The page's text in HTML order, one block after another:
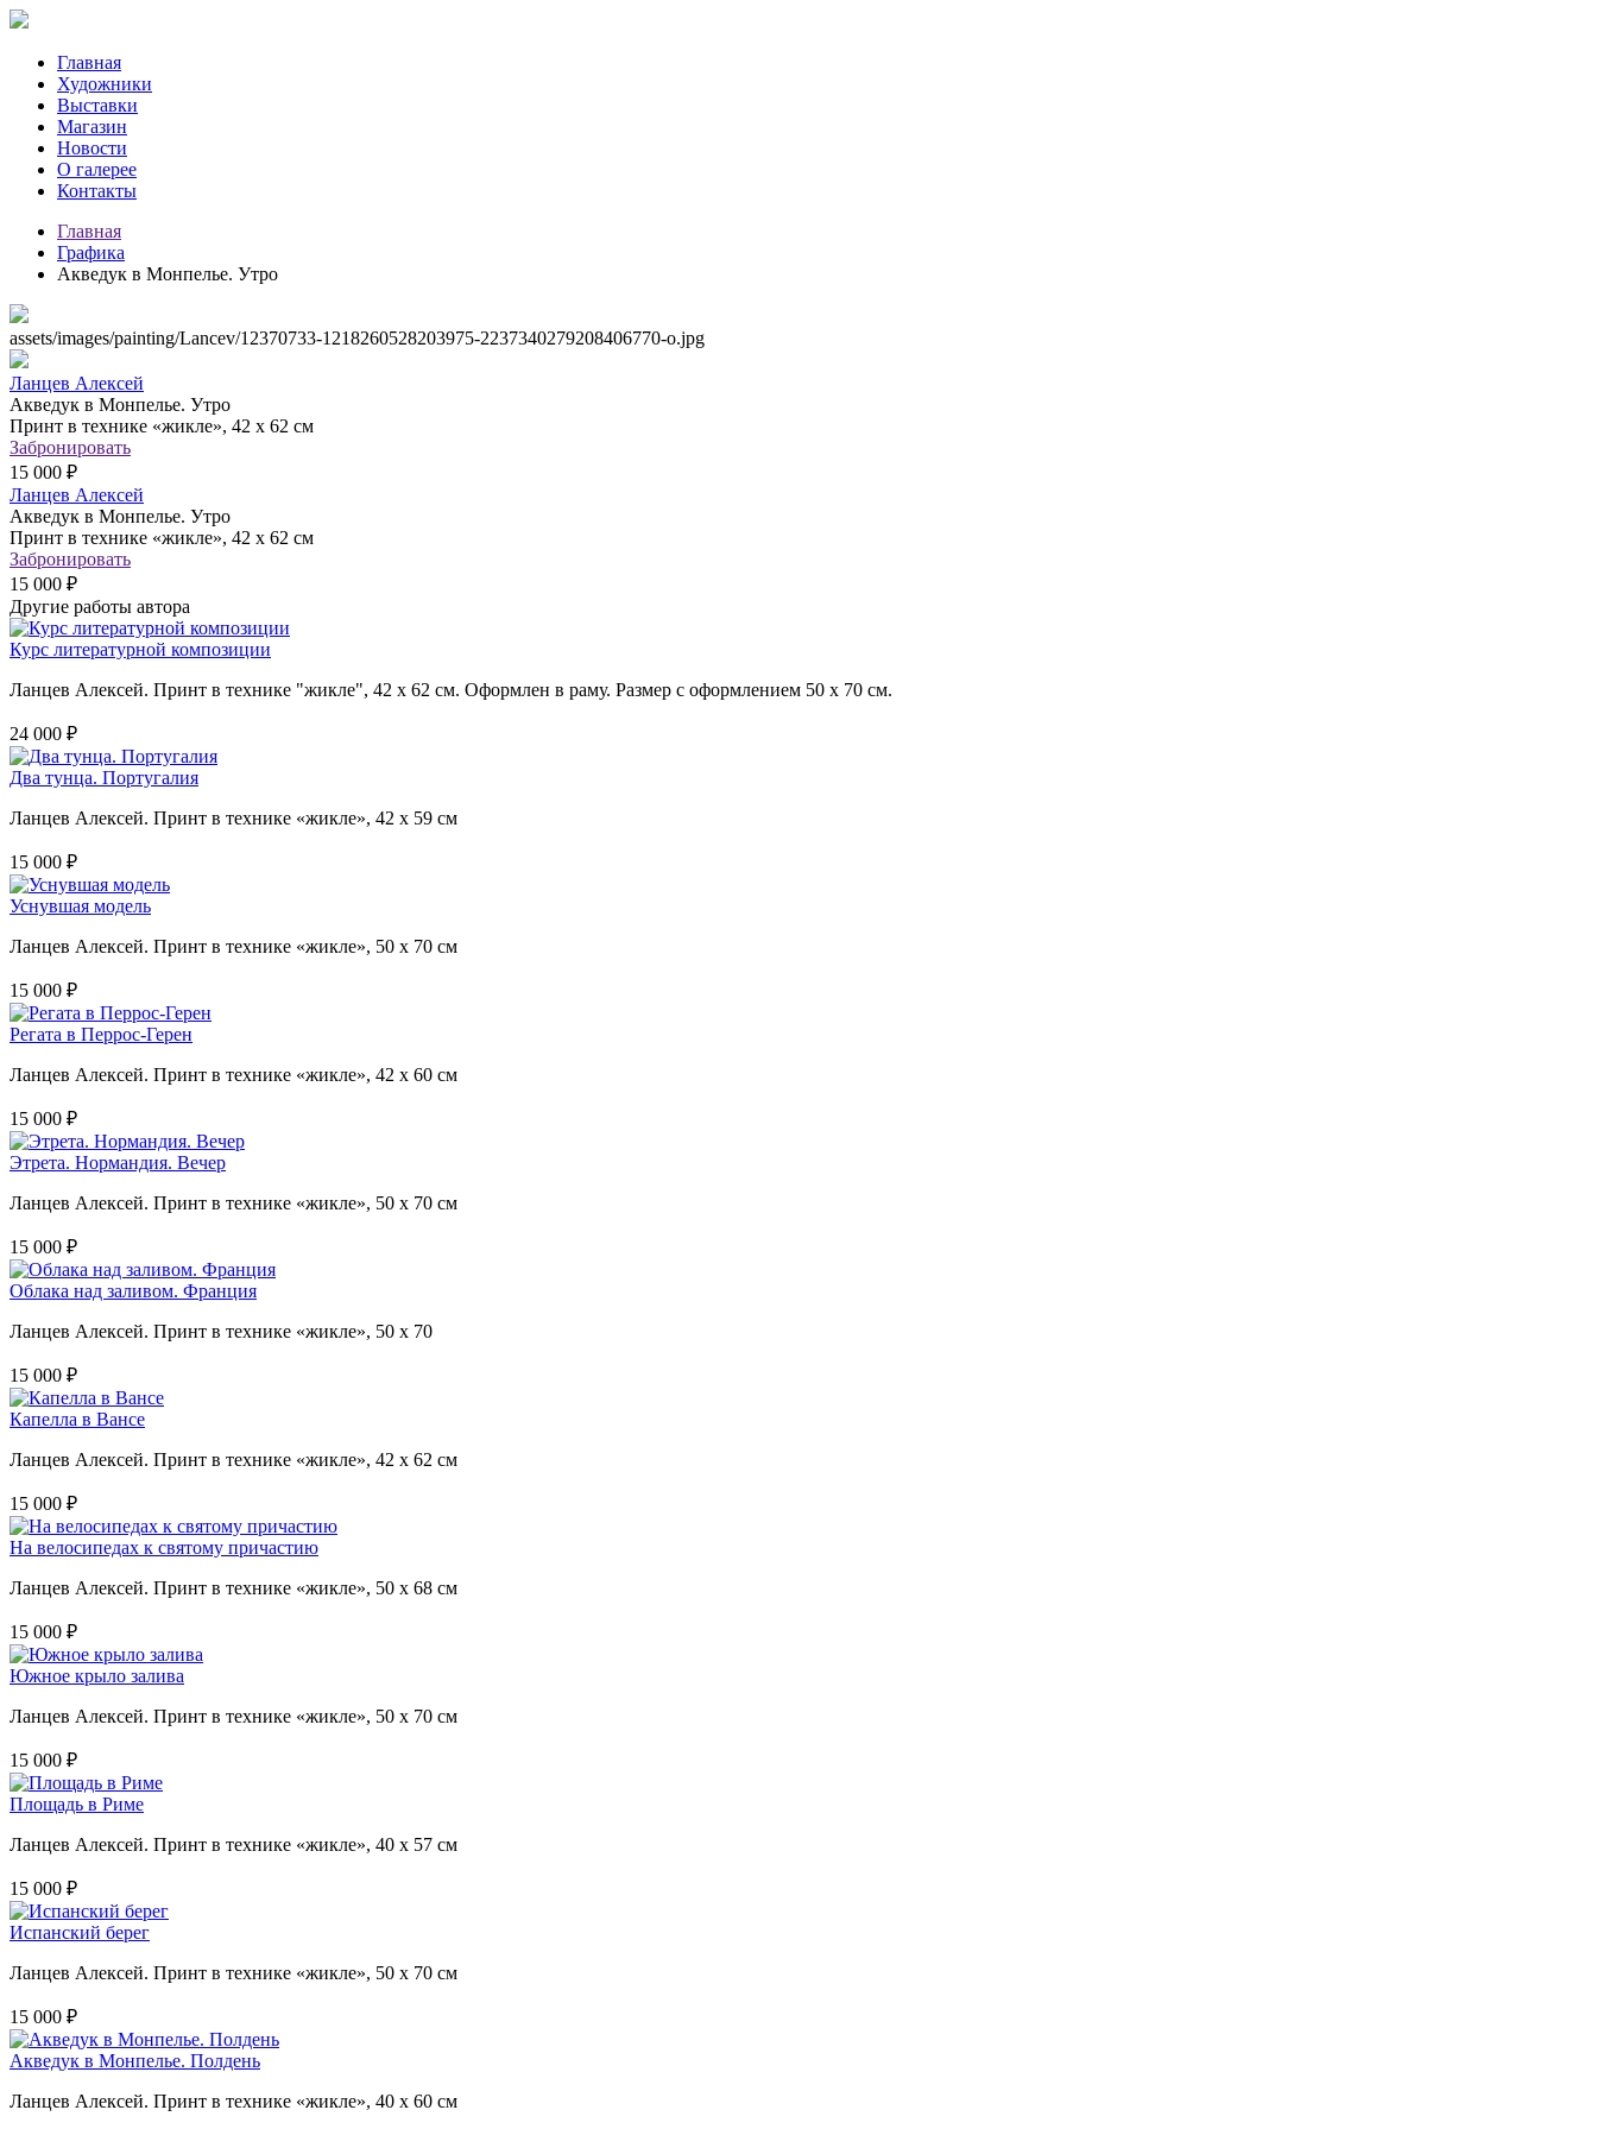
Главная
Художники
Выставки
Магазин
Новости
О галерее
Контакты
Главная
Графика
Акведук в Монпелье. Утро
assets/images/painting/Lancev/12370733-1218260528203975-2237340279208406770-o.jpg
Ланцев Алексей
Акведук в Монпелье. Утро
Принт в технике «жикле», 42 х 62 см
Забронировать
15 000 ₽
Ланцев Алексей
Акведук в Монпелье. Утро
Принт в технике «жикле», 42 х 62 см
Забронировать
15 000 ₽
Другие работы автора
Курс литературной композиции
Ланцев Алексей. Принт в технике "жикле", 42 х 62 см. Оформлен в раму. Размер с оформлением 50 х 70 см.
24 000 ₽
Два тунца. Португалия
Ланцев Алексей. Принт в технике «жикле», 42 х 59 см
15 000 ₽
Уснувшая модель
Ланцев Алексей. Принт в технике «жикле», 50 х 70 см
15 000 ₽
Регата в Перрос-Герен
Ланцев Алексей. Принт в технике «жикле», 42 х 60 см
15 000 ₽
Этрета. Нормандия. Вечер
Ланцев Алексей. Принт в технике «жикле», 50 х 70 см
15 000 ₽
Облака над заливом. Франция
Ланцев Алексей. Принт в технике «жикле», 50 х 70
15 000 ₽
Капелла в Вансе
Ланцев Алексей. Принт в технике «жикле», 42 х 62 см
15 000 ₽
На велосипедах к святому причастию
Ланцев Алексей. Принт в технике «жикле», 50 х 68 см
15 000 ₽
Южное крыло залива
Ланцев Алексей. Принт в технике «жикле», 50 х 70 см
15 000 ₽
Площадь в Риме
Ланцев Алексей. Принт в технике «жикле», 40 х 57 см
15 000 ₽
Испанский берег
Ланцев Алексей. Принт в технике «жикле», 50 х 70 см
15 000 ₽
Акведук в Монпелье. Полдень
Ланцев Алексей. Принт в технике «жикле», 40 х 60 см